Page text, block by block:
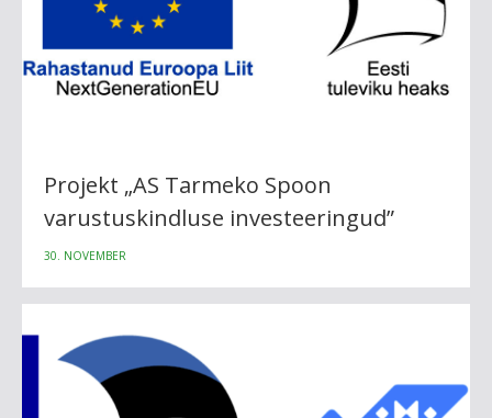
Projekt „AS Tarmeko Spoon
varustuskindluse investeeringud”
30. NOVEMBER